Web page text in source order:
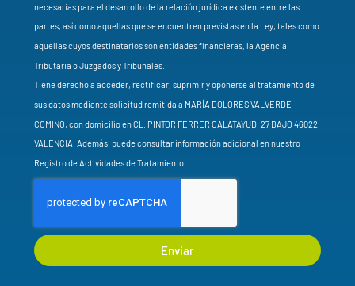
necesarias para el desarrollo de la relación jurídica existente entre las
partes, así como aquellas que se encuentren previstas en la Ley, tales como
aquellas cuyos destinatarios son entidades financieras, la Agencia
Tributaria o Juzgados y Tribunales.
Tiene derecho a acceder, rectificar, suprimir y oponerse al tratamiento de
sus datos mediante solicitud remitida a MARÍA DOLORES VALVERDE
COMINO, con domicilio en CL. PINTOR FERRER CALATAYUD, 27 BAJO 46022
VALENCIA. Además, puede consultar información adicional en nuestro
Registro de Actividades de Tratamiento.
Enviar